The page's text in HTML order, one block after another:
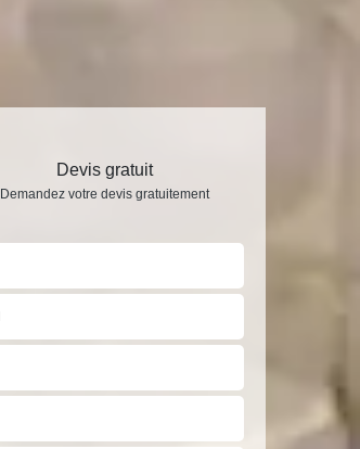
Devis gratuit
Demandez votre devis gratuitement